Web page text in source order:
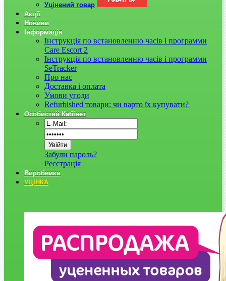
Уцінений товар
Акції
Новини
Інформація
Інструкція по встановленню часів і программи
Care Escort 2
Інструкція по встановленню часів і программи
SeTracker
Про нас
Доставка і оплата
Умови угоди
Refurbished товари: чи варто їх купувати?
Особистий Кабінет
Забули пароль?
Реєстрація
Виробники
УЦІНКА